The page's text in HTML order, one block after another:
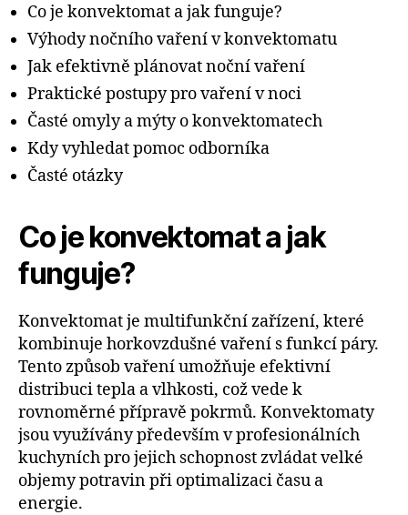
Co je konvektomat a jak funguje?
Výhody nočního vaření v konvektomatu
Jak efektivně plánovat noční vaření
Praktické postupy pro vaření v noci
Časté omyly a mýty o konvektomatech
Kdy vyhledat pomoc odborníka
Časté otázky
Co je konvektomat a jak
funguje?
Konvektomat je multifunkční zařízení, které
kombinuje horkovzdušné vaření s funkcí páry.
Tento způsob vaření umožňuje efektivní
distribuci tepla a vlhkosti, což vede k
rovnoměrné přípravě pokrmů. Konvektomaty
jsou využívány především v profesionálních
kuchyních pro jejich schopnost zvládat velké
objemy potravin při optimalizaci času a
energie.